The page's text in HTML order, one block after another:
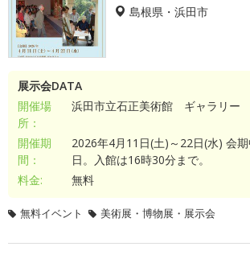
島根県・浜田市
展示会DATA
開催場
所：
浜田市立石正美術館 ギャラリー
開催期
間：
2026年4月11日(土)～22日(水) 会
日。入館は16時30分まで。
料金:
無料
無料イベント 美術展・博物展・展示会